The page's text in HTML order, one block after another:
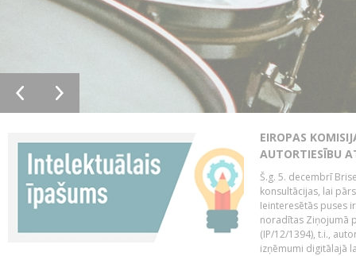
EIROPAS
AUTORTIESĪBU
Š.g. 5. decembrī
konsultācijas, lai
Ieinteresētās puses
noradītas Ziņojumā
(IP/12/1394), t.i.,
izņēmumi digitālajā